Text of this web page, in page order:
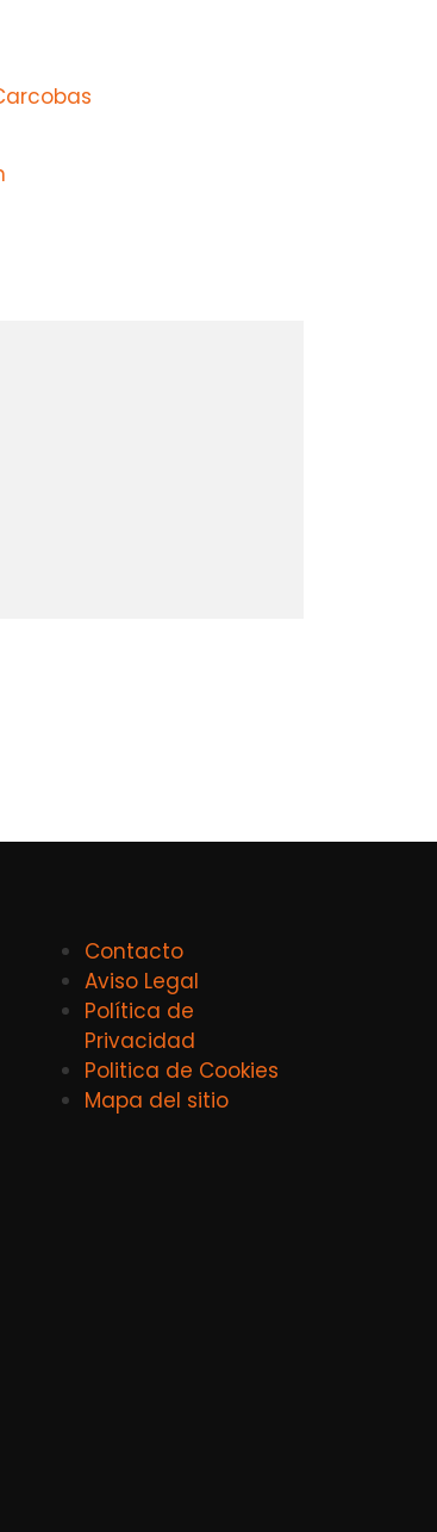
Contacto
Aviso Legal
Política de
Privacidad
Politica de Cookies
Mapa del sitio